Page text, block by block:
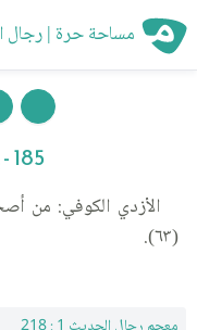
مساحة حرة | رجال
185 - إبراهيم بن الصباح
الأزدي الكوفي: من
(٦٣).